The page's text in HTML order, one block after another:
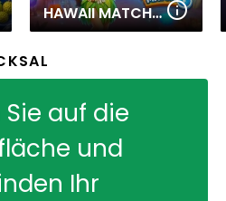
HAWAII MATCH 6
Sie auf die
und
Ihr